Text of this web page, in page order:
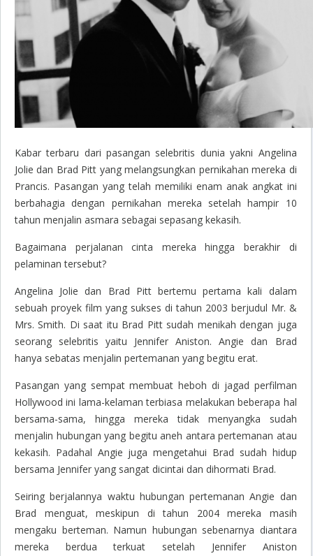
Kabar terbaru dari pasangan selebritis dunia yakni Angelina
Jolie dan Brad Pitt yang melangsungkan pernikahan mereka di
Prancis. Pasangan yang telah memiliki enam anak angkat ini
berbahagia dengan pernikahan mereka setelah hampir 10
tahun menjalin asmara sebagai sepasang kekasih.
Bagaimana perjalanan cinta mereka hingga berakhir di
pelaminan tersebut?
Angelina Jolie dan Brad Pitt bertemu pertama kali dalam
sebuah proyek film yang sukses di tahun 2003 berjudul Mr. &
Mrs. Smith. Di saat itu Brad Pitt sudah menikah dengan juga
seorang selebritis yaitu Jennifer Aniston. Angie dan Brad
hanya sebatas menjalin pertemanan yang begitu erat.
Pasangan yang sempat membuat heboh di jagad perfilman
Hollywood ini lama-kelaman terbiasa melakukan beberapa hal
bersama-sama, hingga mereka tidak menyangka sudah
menjalin hubungan yang begitu aneh antara pertemanan atau
kekasih. Padahal Angie juga mengetahui Brad sudah hidup
bersama Jennifer yang sangat dicintai dan dihormati Brad.
Seiring berjalannya waktu hubungan pertemanan Angie dan
Brad menguat, meskipun di tahun 2004 mereka masih
mengaku berteman. Namun hubungan sebenarnya diantara
mereka berdua terkuat setelah Jennifer Aniston